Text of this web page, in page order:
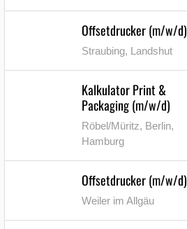
Offsetdrucker (m/w/d)
Straubing, Landshut
Kalkulator Print &
Packaging (m/w/d)
Röbel/Müritz, Berlin,
Hamburg
Offsetdrucker (m/w/d)
Weiler im Allgäu